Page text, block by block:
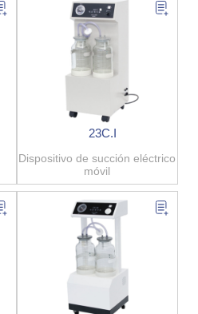
23C.I
Dispositivo de succión eléctrico
móvil